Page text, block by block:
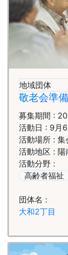
地域団体
敬老会準備
募集期間 :
活動日 : 9月
活動場所 : 集
活動地区 : 陽
活動分野 :
高齢者福祉
団体名 :
大和2丁目